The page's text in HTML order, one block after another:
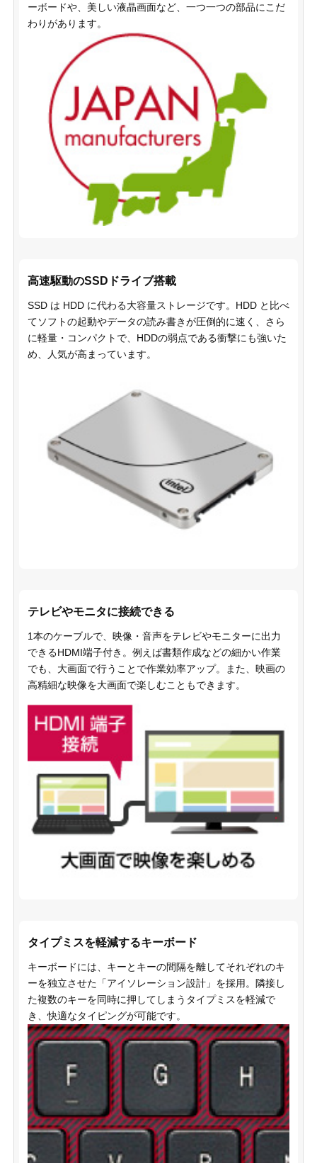
ーボードや、美しい液晶画面など、一つ一つの部品にこだ
わりがあります。
高速駆動のSSDドライブ搭載
SSD は HDD に代わる大容量ストレージです。HDD と比べ
てソフトの起動やデータの読み書きが圧倒的に速く、さら
に軽量・コンパクトで、HDDの弱点である衝撃にも強いた
め、人気が高まっています。
テレビやモニタに接続できる
1本のケーブルで、映像・音声をテレビやモニターに出力
できるHDMI端子付き。例えば書類作成などの細かい作業
でも、大画面で行うことで作業効率アップ。また、映画の
高精細な映像を大画面で楽しむこともできます。
タイプミスを軽減するキーボード
キーボードには、キーとキーの間隔を離してそれぞれのキ
ーを独立させた「アイソレーション設計」を採用。隣接し
た複数のキーを同時に押してしまうタイプミスを軽減で
き、快適なタイピングが可能です。